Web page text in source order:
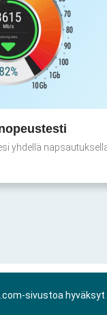
yhdellä
sivustoa hyväksyt